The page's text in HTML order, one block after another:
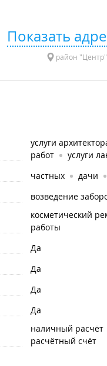
Показать
район "Центр"
услуги
работ
услуги
частных дачи
возведение
косметический
работы
Да
Да
Да
Да
наличный расчёт
расчётный счёт